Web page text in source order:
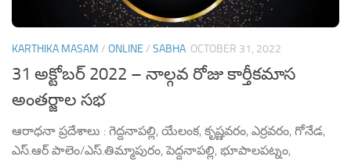
KARTHIKA MASAM / ONLINE / SABHA OCTOBER 31, 2022
31 అక్టోబర్ 2022 – నాల్గవ రోజు కార్తీకమాస
అంతర్జాల సభ
ఆరాధనా ప్రదేశాలు : గెద్దనాపల్లి, యేలంక, కృష్ణవరం, ఎర్రవరం, గోనేడ,
ఎస్.ఆర్ పాలెం/ఎస్.తిమ్మాపురం, పెద్దనాపల్లి, భూపాలపట్నం,